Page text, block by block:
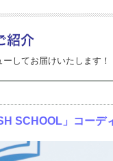
してお届けいたします！
SCHOOL」コーデ